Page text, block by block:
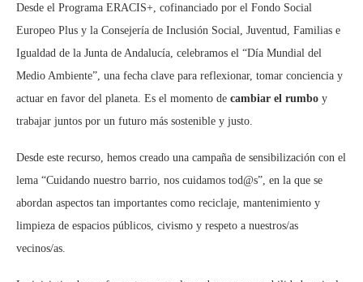
Desde el Programa ERACIS+, cofinanciado por el Fondo Social
Europeo Plus y la Consejería de Inclusión Social, Juventud, Familias e
Igualdad de la Junta de Andalucía, celebramos el “Día Mundial del
Medio Ambiente”, una fecha clave para reflexionar, tomar conciencia y
actuar en favor del planeta. Es el momento de cambiar el rumbo y
trabajar juntos por un futuro más sostenible y justo.
Desde este recurso, hemos creado una campaña de sensibilización con el
lema “Cuidando nuestro barrio, nos cuidamos tod@s”, en la que se
abordan aspectos tan importantes como reciclaje, mantenimiento y
limpieza de espacios públicos, civismo y respeto a nuestros/as
vecinos/as.